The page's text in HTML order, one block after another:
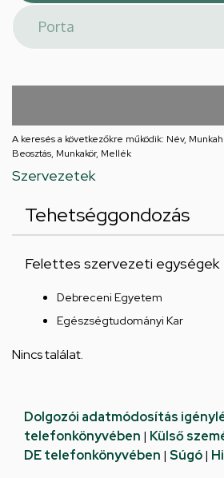
A keresés a következőkre működik: Név,
Beosztás, Munkakör, Mellék
Szervezetek
Tehetséggondozás
Felettes szervezeti egységek
Debreceni Egyetem
Egészségtudományi Kar
Nincs találat.
Dolgozói adatmódosítás
telefonkönyvében | Külső
DE telefonkönyvében | Súgó|